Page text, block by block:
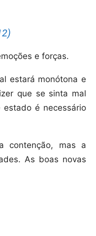
e forças.
estará monótona e
que se sinta mal
é necessário
contenção, mas a
As boas novas